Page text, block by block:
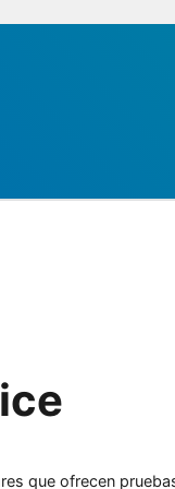
que ofrecen